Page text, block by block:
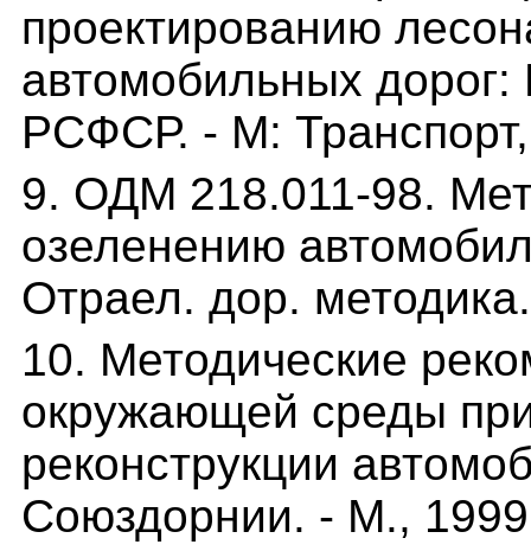
проектированию
автомобильных
РСФСР. - М:
9. ОДМ 218.011-98.
озеленению
Отраел. дор.
10. Методические
окружающей среды
реконструкции
Союздорнии. - М.,